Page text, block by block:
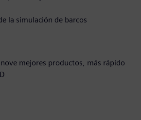
la simulación de barcos
mejores productos, más rápido